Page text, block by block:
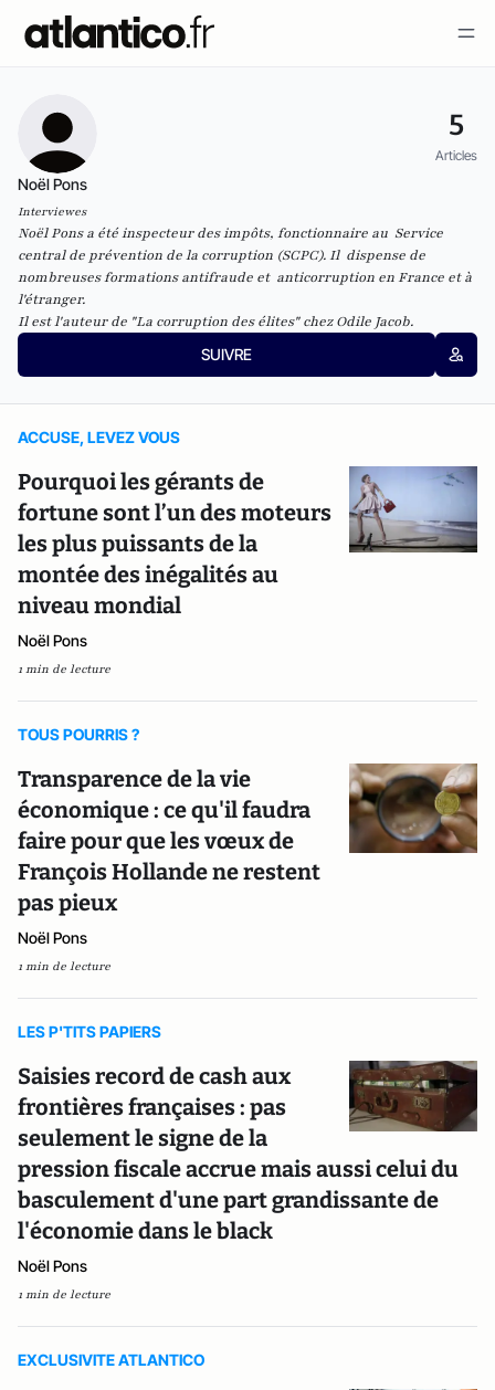
5
Articles
Noël Pons
Interviewes
Noël Pons a été inspecteur des impôts, fonctionnaire au Service
central de prévention de la corruption (SCPC). Il dispense de
nombreuses formations antifraude et anticorruption en France et à
l'étranger.
Il est l'auteur de "La corruption des élites" chez Odile Jacob.
SUIVRE
ACCUSE, LEVEZ VOUS
Pourquoi les gérants de
fortune sont l’un des moteurs
les plus puissants de la
montée des inégalités au
niveau mondial
Noël Pons
1 min de lecture
TOUS POURRIS ?
Transparence de la vie
économique : ce qu'il faudra
faire pour que les vœux de
François Hollande ne restent
pas pieux
Noël Pons
1 min de lecture
LES P'TITS PAPIERS
Saisies record de cash aux
frontières françaises : pas
seulement le signe de la
pression fiscale accrue mais aussi celui du
basculement d'une part grandissante de
l'économie dans le black
Noël Pons
1 min de lecture
EXCLUSIVITE ATLANTICO